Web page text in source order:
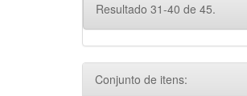
Resultado 31-40 de 45.
Conjunto de itens: